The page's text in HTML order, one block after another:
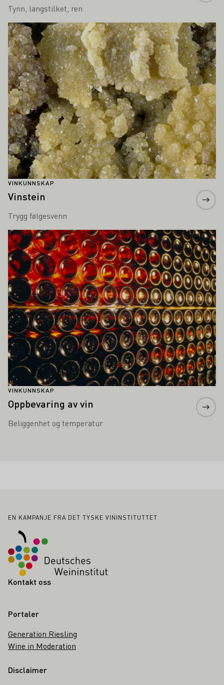
Tynn, langstilket, ren
VINKUNNSKAP
Vinstein
Trygg følgesvenn
Lær mer om dette
VINKUNNSKAP
Oppbevaring av vin
Beliggenhet og temperatur
Lær mer om dette
Bunntekst
EN KAMPANJE FRA DET TYSKE VININSTITUTTET
Kontakt oss
Portaler
Generation Riesling
Wine in Moderation
Disclaimer